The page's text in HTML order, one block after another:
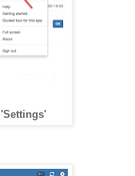
'Settings'